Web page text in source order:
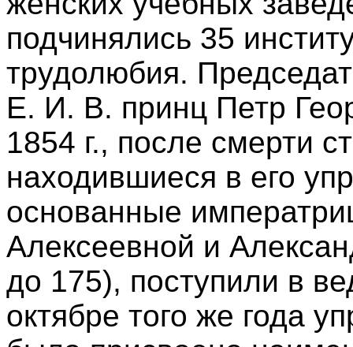
подчинялись 35
трудолюбия.
Е. И. В. принц Петр
1854 г., после смерти
находившиеся в его
основанные
Алексеевной и
до 175), поступили в
октябре того же года